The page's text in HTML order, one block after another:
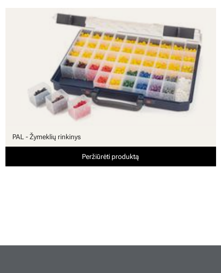
PAL - Žymeklių rinkinys
Peržiūrėti produktą